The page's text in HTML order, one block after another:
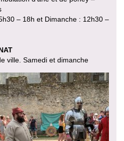
– 18h et Dimanche : 12h30 –
ville. Samedi et dimanche